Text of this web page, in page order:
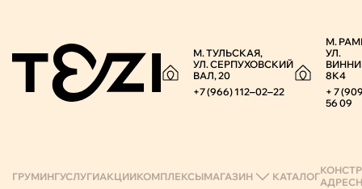
М. ТУЛЬСКАЯ,
УЛ. СЕРПУХОВСКИЙ
ВАЛ, 20
+7 (966) 112‒02‒22
М.
УЛ.
8К4
+ 7
56 09
ГРУМИНГУСЛУГИАКЦИИКОМПЛЕКСЫМАГАЗИН КАТАЛОГ